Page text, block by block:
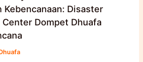
Kebencanaan: Disaster
Dompet Dhuafa